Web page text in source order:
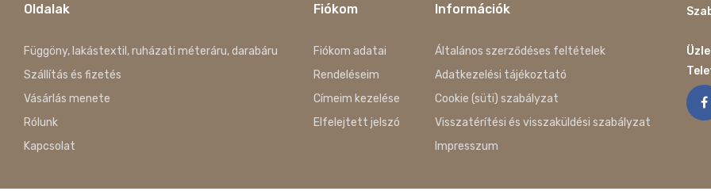
Oldalak
Függöny, lakástextil, ruházati méteráru, darabáru
Szállítás és fizetés
Vásárlás menete
Rólunk
Kapcsolat
Fiókom
Fiókom adatai
Rendeléseim
Címeim kezelése
Elfelejtett jelszó
Információk
Általános szerződéses feltételek
Adatkezelési tájékoztató
Cookie (süti) szabályzat
Visszatérítési és visszaküldési szabályzat
Impresszum